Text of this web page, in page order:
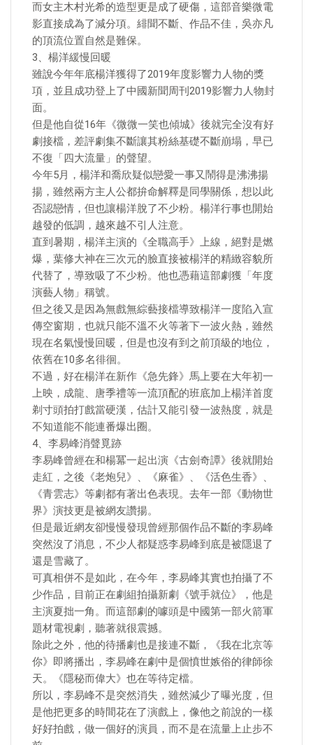
而女主木村光希的造型更是成了硬傷，這部音樂微電
影直接成為了減分項。緋聞不斷、作品不佳，吳亦凡
的頂流位置自然是難保。
3、楊洋緩慢回暖
雖說今年年底楊洋獲得了2019年度影響力人物的獎
項，並且成功登上了中國新聞周刊2019影響力人物封
面。
但是他自從16年《微微一笑也傾城》後就完全沒有好
劇接檔，差評劇集不斷讓其粉絲基礎不斷崩塌，早已
不復「四大流量」的聲望。
今年5月，楊洋和喬欣疑似戀愛一事又鬧得是沸沸揚
揚，雖然兩方主人公都拚命解釋是同學關係，想以此
否認戀情，但也讓楊洋脫了不少粉。楊洋行事也開始
越發的低調，越來越不引人注意。
直到暑期，楊洋主演的《全職高手》上線，絕對是燃
爆，葉修大神在三次元的臉直接被楊洋的精緻容貌所
代替了，導致吸了不少粉。他也憑藉這部劇獲「年度
演藝人物」稱號。
但之後又是因為無戲無綜藝接檔導致楊洋一度陷入宣
傳空窗期，也就只能不溫不火等著下一波火熱，雖然
現在名氣慢慢回暖，但是也沒有到之前頂級的地位，
依舊在10多名徘徊。
不過，好在楊洋在新作《急先鋒》馬上要在大年初一
上映，成龍、唐季禮等一流頂配的班底加上楊洋首度
剃寸頭拍打戲當硬漢，估計又能引發一波熱度，就是
不知道能不能連番爆出圈。
4、李易峰消聲覓跡
李易峰曾經在和楊冪一起出演《古劍奇譚》後就開始
走紅，之後《老炮兒》、《麻雀》、《活色生香》、
《青雲志》等劇都有著出色表現。去年一部《動物世
界》演技更是被網友讚揚。
但是最近網友卻慢慢發現曾經那個作品不斷的李易峰
突然沒了消息，不少人都疑惑李易峰到底是被隱退了
還是雪藏了。
可真相併不是如此，在今年，李易峰其實也拍攝了不
少作品，目前正在劇組拍攝新劇《號手就位》，他是
主演夏拙一角。而這部劇的噱頭是中國第一部火箭軍
題材電視劇，聽著就很震撼。
除此之外，他的待播劇也是接連不斷，《我在北京等
你》即將播出，李易峰在劇中是個憤世嫉俗的律師徐
天。《隱秘而偉大》也在等待定檔。
所以，李易峰不是突然消失，雖然減少了曝光度，但
是他把更多的時間花在了演戲上，像他之前說的一樣
好好拍戲，做一個好的演員，而不是在流量上止步不